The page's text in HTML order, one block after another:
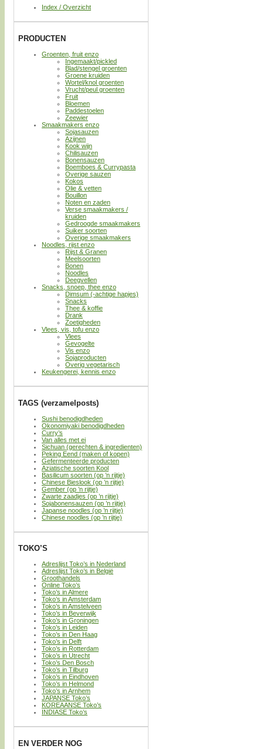
Index / Overzicht
PRODUCTEN
Groenten, fruit enzo
Ingemaakt/pickled
Blad/stengel groenten
Groene kruiden
Wortel/knol groenten
Vrucht/peul groenten
Fruit
Bloemen
Paddestoelen
Zeewier
Smaakmakers enzo
Sojasauzen
Azijnen
Kook wijn
Chilisauzen
Bonensauzen
Boemboes & Currypasta
Overige sauzen
Kokos
Olie & vetten
Bouillon
Noten en zaden
Verse smaakmakers /
kruiden
Gedroogde smaakmakers
Suiker soorten
Overige smaakmakers
Noodles, rijst enzo
Rijst & Granen
Meelsoorten
Bonen
Noodles
Deegvellen
Snacks, snoep, thee enzo
Dimsum (-achtige hapjes)
Snacks
Thee & koffie
Drank
Zoetigheden
Vlees, vis, tofu enzo
Vlees
Gevogelte
Vis enzo
Sojaproducten
Overig vegetarisch
Keukengerei, kennis enzo
TAGS (verzamelposts)
Sushi benodigdheden
Okonomiyaki benodigdheden
Curry’s
Van alles met ei
Sichuan (gerechten & ingredienten)
Peking Eend (maken of kopen)
Gefermenteerde producten
Aziatische soorten Kool
Basilicum soorten (op ’n rijtje)
Chinese Bieslook (op ’n rijtje)
Gember (op ’n rijtje)
Zwarte zaadjes (op ’n rijtje)
Sojabonensauzen (op ’n rijtje)
Japanse noodles (op ’n rijtje)
Chinese noodles (op ’n rijtje)
TOKO’S
Adreslijst Toko’s in Nederland
Adreslijst Toko’s in België
Groothandels
Online Toko’s
Toko’s in Almere
Toko’s in Amsterdam
Toko’s in Amstelveen
Toko’s in Beverwijk
Toko’s in Groningen
Toko’s in Leiden
Toko’s in Den Haag
Toko’s in Delft
Toko’s in Rotterdam
Toko’s in Utrecht
Toko’s Den Bosch
Toko’s in Tilburg
Toko’s in Eindhoven
Toko’s in Helmond
Toko’s in Arnhem
JAPANSE Toko’s
KOREAANSE Toko’s
INDIASE Toko’s
EN VERDER NOG